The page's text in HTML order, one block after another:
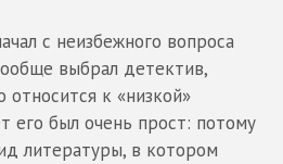
с неизбежного вопроса
выбрал детектив,
к «низкой»
его был очень прост: потому
литературы, в котором